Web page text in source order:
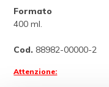
Formato
400 ml.
Cod. 88982-00000-2
Attenzione: